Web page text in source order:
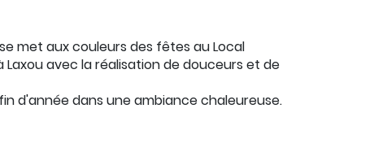
met aux couleurs des fêtes au Local
Laxou avec la réalisation de douceurs et de
d'année dans une ambiance chaleureuse.